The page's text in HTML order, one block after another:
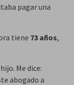
pagar una
tiene 73 años,
Me dice:
abogado a